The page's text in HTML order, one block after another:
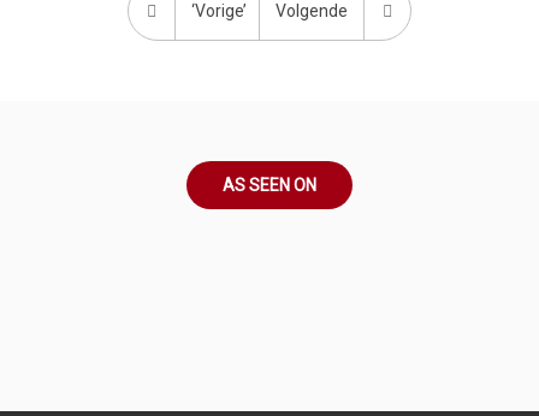
‘Vorige’ Volgende
AS SEEN ON